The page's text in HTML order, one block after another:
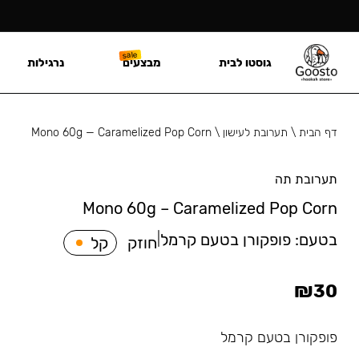
דף הבית\ תערובת לעישון \
Mono 60g — Caramelized Pop Corn
תערובת תה
Mono 60g – Caramelized Pop Corn
בטעם: פופקורן בטעם קרמל חוזק קל
₪30
פופקורן בטעם קרמל
גוסטו לבית מבצעים נרגילות